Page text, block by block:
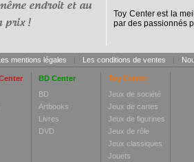
endroit et au
prix !
Toy Center est la
par des passionnés
mentions légales | Les conditions de ventes |
BD Center
BD
Artbooks
Livres
DVD
Toy Center
Jeux de société
Jeux de cartes
Jeux de figurines
Jeux de rôle
Jeux classiques
Jouets